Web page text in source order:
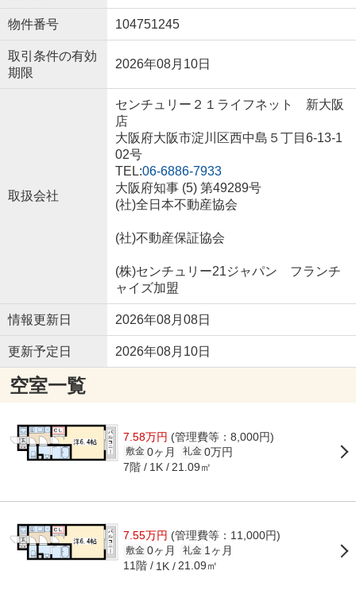
物件番号 104751245
取引条件の有効
期限
2026年08月10日
取扱会社
センチュリー２１ライフネット 新大阪
店
大阪府大阪市淀川区西中島５丁目6-13-1
02号
TEL:06-6886-7933
大阪府知事 (5) 第49289号
(社)全日本不動産協会
(社)不動産保証協会
(株)センチュリー21ジャパン フランチ
ャイズ加盟
情報更新日 2026年08月08日
更新予定日 2026年08月10日
空室一覧
7.58万円 (管理費等：8,000円)
敷金 0ヶ月 礼金 0万円
7階 1K 21.09㎡
7.55万円 (管理費等：11,000円)
敷金 0ヶ月 礼金 1ヶ月
11階 1K 21.09㎡